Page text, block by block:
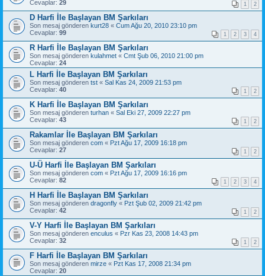
Cevaplar: 29 1 2
D Harfi İle Başlayan BM Şarkıları
Son mesaj gönderen kurt28 « Cum Ağu 20, 2010 23:10 pm
Cevaplar: 99 1 2 3 4
R Harfi İle Başlayan BM Şarkıları
Son mesaj gönderen kulahmet « Cmt Şub 06, 2010 21:00 pm
Cevaplar: 24
L Harfi İle Başlayan BM Şarkıları
Son mesaj gönderen tst « Sal Kas 24, 2009 21:53 pm
Cevaplar: 40 1 2
K Harfi İle Başlayan BM Şarkıları
Son mesaj gönderen turhan « Sal Eki 27, 2009 22:27 pm
Cevaplar: 43 1 2
Rakamlar İle Başlayan BM Şarkıları
Son mesaj gönderen com « Pzt Ağu 17, 2009 16:18 pm
Cevaplar: 27 1 2
U-Ü Harfi İle Başlayan BM Şarkıları
Son mesaj gönderen com « Pzt Ağu 17, 2009 16:16 pm
Cevaplar: 82 1 2 3 4
H Harfi İle Başlayan BM Şarkıları
Son mesaj gönderen dragonfly « Pzt Şub 02, 2009 21:42 pm
Cevaplar: 42 1 2
V-Y Harfi İle Başlayan BM Şarkıları
Son mesaj gönderen enculus « Pzr Kas 23, 2008 14:43 pm
Cevaplar: 32 1 2
F Harfi İle Başlayan BM Şarkıları
Son mesaj gönderen mirze « Pzt Kas 17, 2008 21:34 pm
Cevaplar: 20